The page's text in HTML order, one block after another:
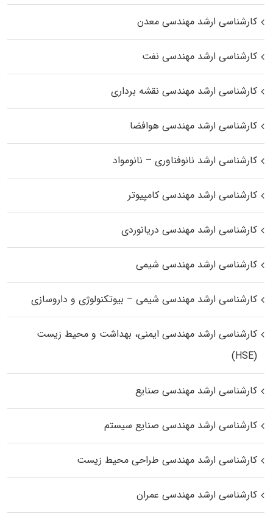
کارشناسی ارشد مهندسی معدن
کارشناسی ارشد مهندسی نفت
کارشناسی ارشد مهندسی نقشه برداری
کارشناسی ارشد مهندسی هوافضا
کارشناسی ارشد نانوفناوری – نانومواد
کارشناسی ارشد مهندسی کامپیوتر
کارشناسی ارشد مهندسی دریانوردی
کارشناسی ارشد مهندسی شیمی
کارشناسی ارشد مهندسی شیمی – بیوتکنولوژی و داروسازی
کارشناسی ارشد مهندسی ایمنی، بهداشت و محیط زیست
(HSE)
کارشناسی ارشد مهندسی صنایع
کارشناسی ارشد مهندسی صنایع سیستم
کارشناسی ارشد مهندسی طراحی محیط زیست
کارشناسی ارشد مهندسی عمران